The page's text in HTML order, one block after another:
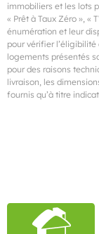
immobiliers et les lots
« Prêt à Taux Zéro », «
énumération et leur
pour vérifier
logements présentés
pour des raisons
livraison, les
fournis qu’à titre